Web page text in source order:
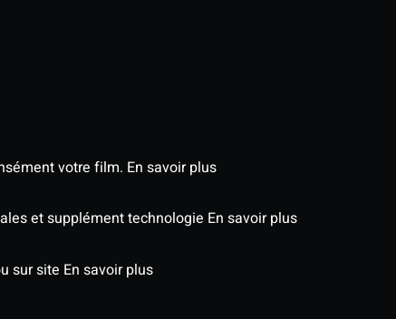
votre film. En savoir plus
et supplément technologie En savoir plus
sur site En savoir plus